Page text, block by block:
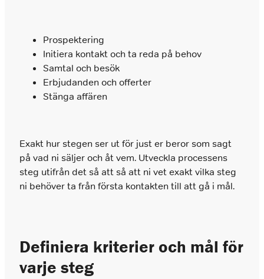
Prospektering
Initiera kontakt och ta reda på behov
Samtal och besök
Erbjudanden och offerter
Stänga affären
Exakt hur stegen ser ut för just er beror som sagt
på vad ni säljer och åt vem. Utveckla processens
steg utifrån det så att så att ni vet exakt vilka steg
ni behöver ta från första kontakten till att gå i mål.
Definiera kriterier och mål för
varje steg